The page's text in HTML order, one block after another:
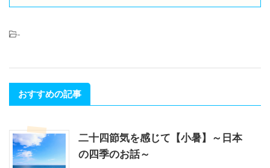
-
おすすめの記事
二十四節気を感じて【小暑】～日本
の四季のお話～